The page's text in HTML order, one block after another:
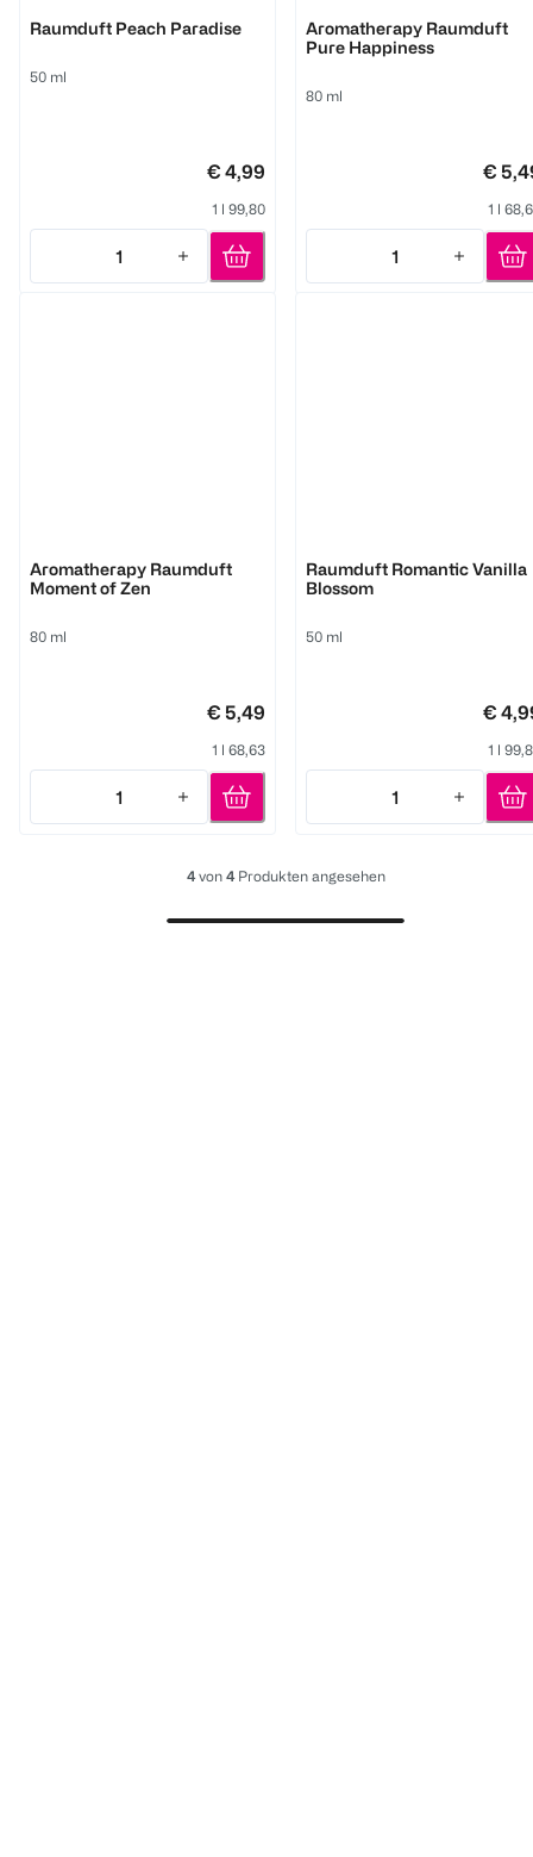
Raumduft Peach Paradise
50 ml
€ 4,99
1 l 99,80
1
Quantity: 1
Aromatherapy Raumduft
Pure Happiness
80 ml
€
1 l
1
Quantity: 1
Aromatherapy Raumduft
Moment of Zen
80 ml
€ 5,49
1 l 68,63
1
Quantity: 1
Raumduft Romantic Vanilla
Blossom
50 ml
€
1 l
1
Quantity: 1
4von4 Produkten angesehen